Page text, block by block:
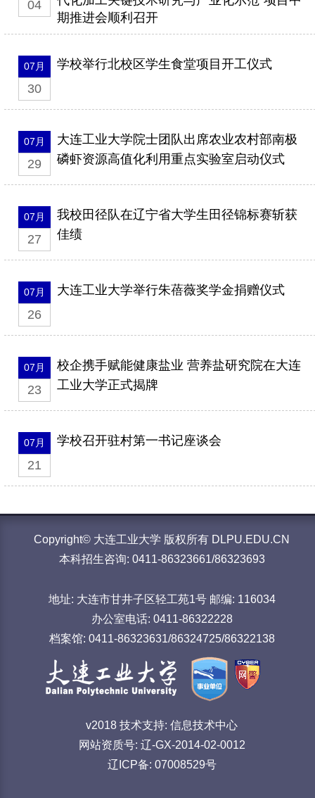
04
期推进会顺利召开
07月
30
学校举行北校区学生食堂项目开工仪式
07月
29
大连工业大学院士团队出席农业农村部南极
磷虾资源高值化利用重点实验室启动仪式
07月
27
我校田径队在辽宁省大学生田径锦标赛斩获
佳绩
07月
26
大连工业大学举行朱蓓薇奖学金捐赠仪式
07月
23
校企携手赋能健康盐业 营养盐研究院在大连
工业大学正式揭牌
07月
21
学校召开驻村第一书记座谈会
Copyright© 大连工业大学 版权所有 DLPU.EDU.CN
本科招生咨询: 0411-86323661/86323693
地址: 大连市甘井子区轻工苑1号 邮编: 116034
办公室电话: 0411-86322228
档案馆: 0411-86323631/86324725/86322138
v2018 技术支持: 信息技术中心
网站资质号: 辽-GX-2014-02-0012
辽ICP备: 07008529号